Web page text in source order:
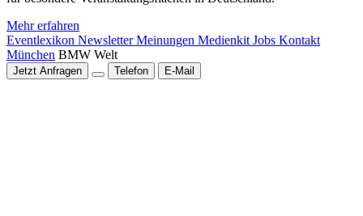
Mehr erfahren
Eventlexikon NewsletterMeinungen Medienkit Jobs Kontakt
München BMW Welt
Jetzt Anfragen Telefon E-Mail